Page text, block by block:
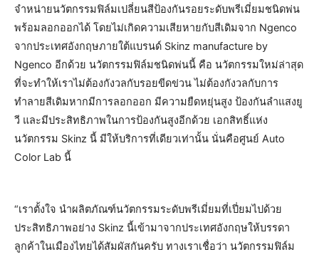
จำหน่ายนวัตกรรมฟิล์มเปลี่ยนสีป้องกันรอยระดับพรีเมี่ยมชนิดพ่น
พร้อมลอกออกได้ โดยไม่เกิดความเสียหายกับสีเดิมจาก Ngenco
จากประเทศอังกฤษภายใต้แบรนด์ Skinz manufacture by
Ngenco อีกด้วย นวัตกรรมฟิล์มชนิดพ่นนี้ คือ นวัตกรรมใหม่ล่าสุด
ที่จะทำให้เราไม่ต้องกังวลกับรอยขีดข่วน ไม่ต้องกังวลกับการ
ทำลายสีเดิมหากมีการลอกออก มีความยืดหยุ่นสูง ป้องกันลำแสงยู
วี และมีประสิทธิภาพในการป้องกันสูงอีกด้วย เอกสิทธิ์แห่ง
นวัตกรรม Skinz นี้ มีให้บริการที่เดียวเท่านั้น นั่นคือศูนย์ Auto
Color Lab นี้
“เราตั้งใจ นำผลิตภัณฑ์นวัตกรรมระดับพรีเมี่ยมที่เปี่ยมไปด้วย
ประสิทธิภาพอย่าง Skinz นี้เข้ามาจากประเทศอังกฤษให้บรรดา
ลูกค้าในเมืองไทยได้สัมผัสกันครับ ทางเราเชื่อว่า นวัตกรรมฟิล์ม